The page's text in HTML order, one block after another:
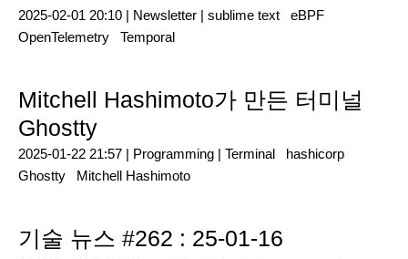
2025-02-01 20:10 | Newsletter | sublime text
eBPF
OpenTelemetry
Temporal
Mitchell Hashimoto가 만든 터미널
Ghostty
2025-01-22 21:57 | Programming | Terminal
hashicorp
Ghostty
Mitchell Hashimoto
기술 뉴스 #262 : 25-01-16